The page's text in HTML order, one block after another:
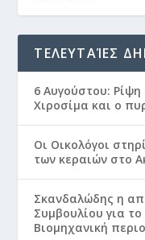
ΤΕΛΕΥΤΑΊΕΣ
6 Αυγούστου:
Χιροσίμα και ο
Οι Οικολόγοι
των κεραιών στο
Σκανδαλώδης η
Συμβουλίου για
Βιομηχανική